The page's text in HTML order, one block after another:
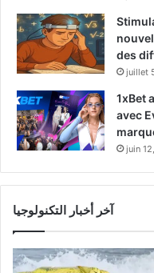
des
juillet
1xBet
avec
juin
آخر أخبار التكنولوجيا